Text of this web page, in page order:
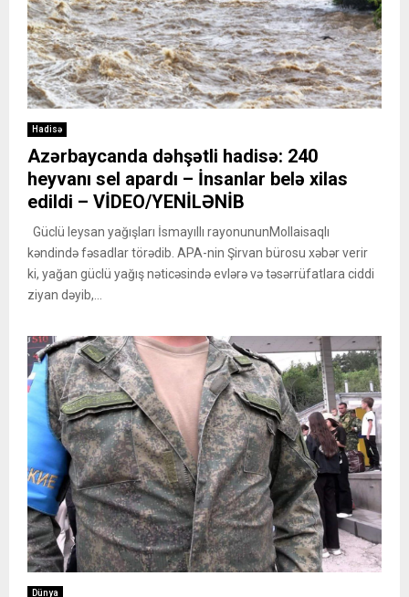
Hadisə
Azərbaycanda dəhşətli hadisə: 240
heyvanı sel apardı – İnsanlar belə xilas
edildi – VİDEO/YENİLƏNİB
Güclü leysan yağışları İsmayıllı rayonununMollaisaqlı
kəndində fəsadlar törədib. APA-nin Şirvan bürosu xəbər verir
ki, yağan güclü yağış nəticəsində evlərə və təsərrüfatlara ciddi
ziyan dəyib,...
Dünya